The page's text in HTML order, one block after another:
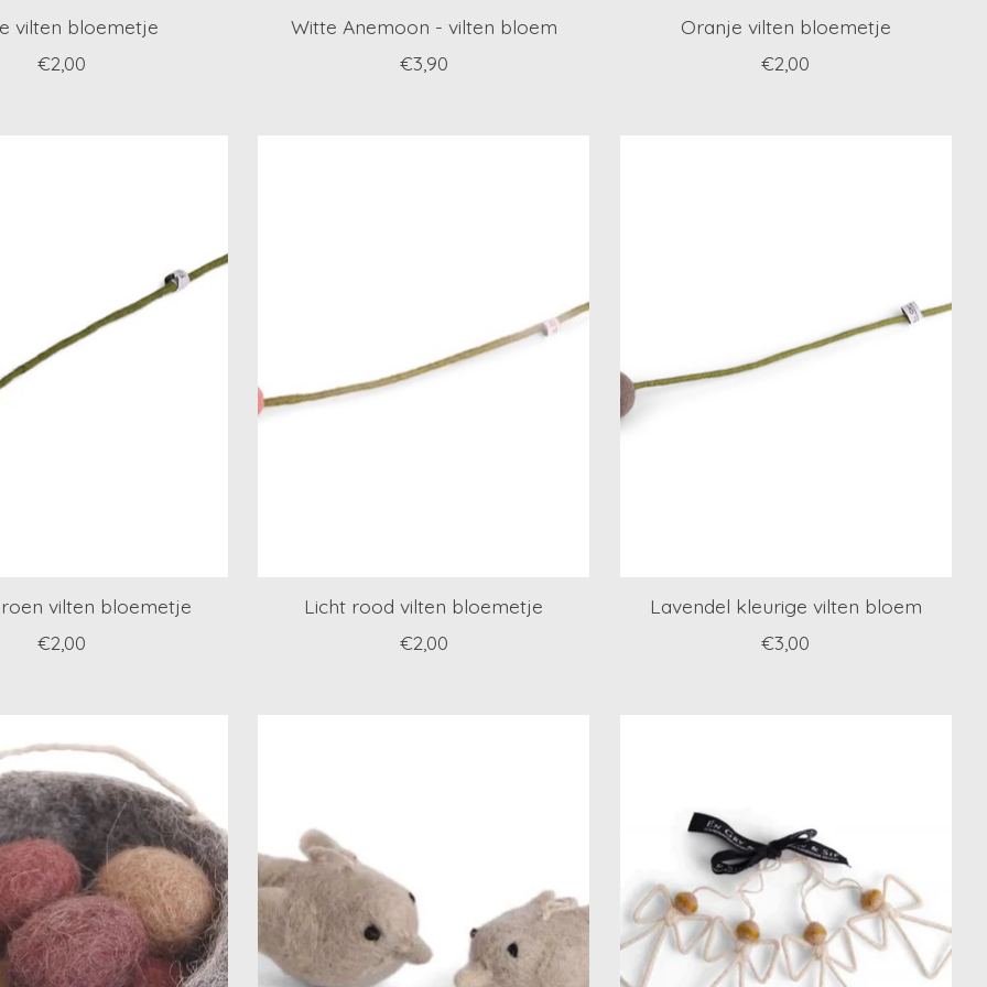
vilten bloemetje
€2,00
Witte Anemoon - vilten bloem
€3,90
Oranje vilten bloemetje
€2,00
vilten bloemetje
€2,00
Licht rood vilten bloemetje
€2,00
Lavendel kleurige vilten bloem
€3,00